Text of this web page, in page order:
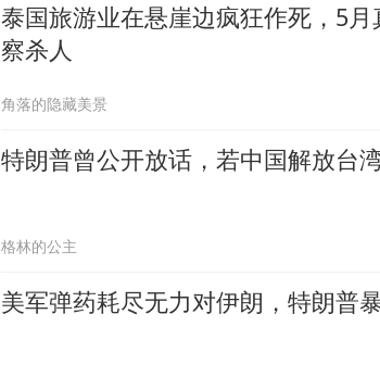
泰国旅游业在悬崖边疯狂作死，5
察杀人
角落的隐藏美景
特朗普曾公开放话，若中国解放台
格林的公主
美军弹药耗尽无力对伊朗，特朗普